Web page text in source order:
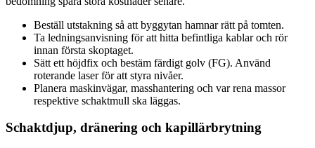
Beställ utstakning så att byggytan hamnar rätt på tomten.
Ta ledningsanvisning för att hitta befintliga kablar och rör
innan första skoptaget.
Sätt ett höjdfix och bestäm färdigt golv (FG). Använd
roterande laser för att styra nivåer.
Planera maskinvägar, masshantering och var rena massor
respektive schaktmull ska läggas.
Schaktdjup, dränering och kapillärbrytning